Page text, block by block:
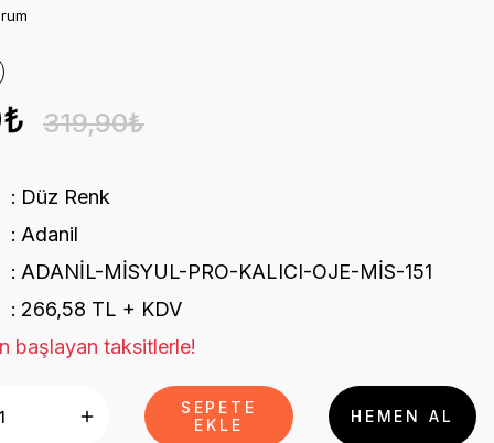
319,90₺
Düz Renk
Adanil
ADANİL-MİSYUL-PRO-KALICI-OJE-MİS-151
266,58 TL + KDV
başlayan taksitlerle!
SEPETE
EKLE
HEMEN AL